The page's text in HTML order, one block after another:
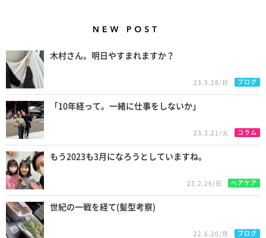
木村さん。明日やすまれますか？
23.5.28/日 ブログ
「10年経って。一緒に仕事をしないか」
23.3.21/火 コラム
もう2023も3月になろうとしていますね。
23.2.26/日 ヘアケア
世紀の一戦を経て(髪型考察)
22.6.20/月 ブログ